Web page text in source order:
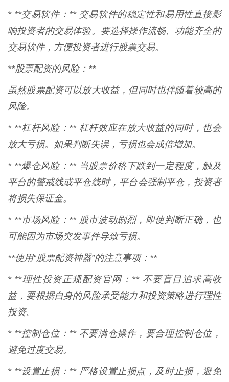
* **交易软件：** 交易软件的稳定性和易用性直接影
响投资者的交易体验。要选择操作流畅、功能齐全的
交易软件，方便投资者进行股票交易。
**股票配资的风险：**
虽然股票配资可以放大收益，但同时也伴随着较高的
风险。
* **杠杆风险：** 杠杆效应在放大收益的同时，也会
放大亏损。如果判断失误，亏损也会成倍增加。
* **爆仓风险：** 当股票价格下跌到一定程度，触及
平台的警戒线或平仓线时，平台会强制平仓，投资者
将损失保证金。
* **市场风险：** 股市波动剧烈，即使判断正确，也
可能因为市场突发事件导致亏损。
**使用“股票配资神器”的注意事项：**
* **理性投资正规配资官网：** 不要盲目追求高收
益，要根据自身的风险承受能力和投资策略进行理性
投资。
* **控制仓位：** 不要满仓操作，要合理控制仓位，
避免过度交易。
* **设置止损：** 严格设置止损点，及时止损，避免